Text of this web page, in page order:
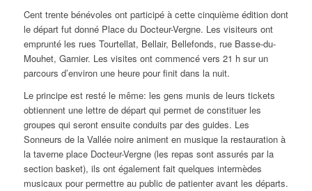
Cent trente bénévoles ont participé à cette cinquième édition dont
le départ fut donné Place du Docteur-Vergne. Les visiteurs ont
emprunté les rues Tourtellat, Bellair, Bellefonds, rue Basse-du-
Mouhet, Garnier. Les visites ont commencé vers 21 h sur un
parcours d’environ une heure pour finit dans la nuit.
Le principe est resté le même: les gens munis de leurs tickets
obtiennent une lettre de départ qui permet de constituer les
groupes qui seront ensuite conduits par des guides. Les
Sonneurs de la Vallée noire animent en musique la restauration à
la taverne place Docteur-Vergne (les repas sont assurés par la
section basket), ils ont également fait quelques intermèdes
musicaux pour permettre au public de patienter avant les départs.